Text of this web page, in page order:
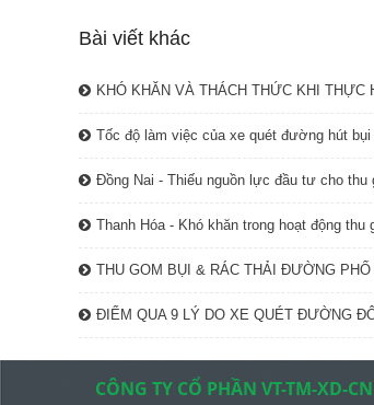
Bài viết khác
KHÓ KHĂN VÀ THÁCH THỨC KHI THỰC
Tốc độ làm việc của xe quét đường hút
Đồng Nai - Thiếu nguồn lực đầu tư cho thu
Thanh Hóa - Khó khăn trong hoạt động
THU GOM BỤI & RÁC THẢI ĐƯỜNG PHỐ
ĐIỂM QUA 9 LÝ DO XE QUÉT ĐƯỜNG
CÔNG TY CỔ PHẦN VT-TM-XD-